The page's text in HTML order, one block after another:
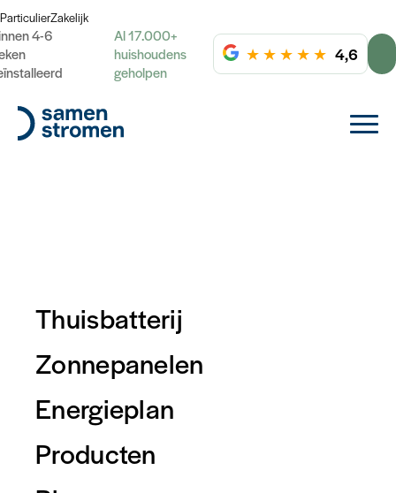
ParticulierZakelijk
4-6
Al 17.000+
huishoudens
geholpen
★ ★ ★ ★ ★ 4,6
Thuisbatterij
Zonnepanelen
Energieplan
Producten